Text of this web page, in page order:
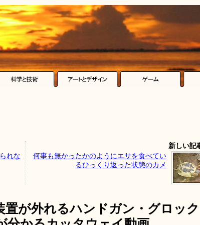
れな
新しい記
何事も無かったかのようにエサを食べてい
るひっくり返った状態のカメ
が外れるハンドガン・グロック